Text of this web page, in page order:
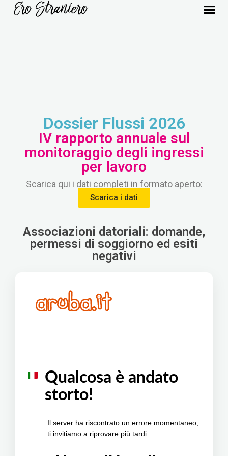
Dossier Flussi 2026
IV rapporto annuale sul
monitoraggio degli ingressi
per lavoro
Scarica qui i dati completi in formato aperto:
Scarica i dati
Associazioni datoriali: domande,
permessi di soggiorno ed esiti
negativi